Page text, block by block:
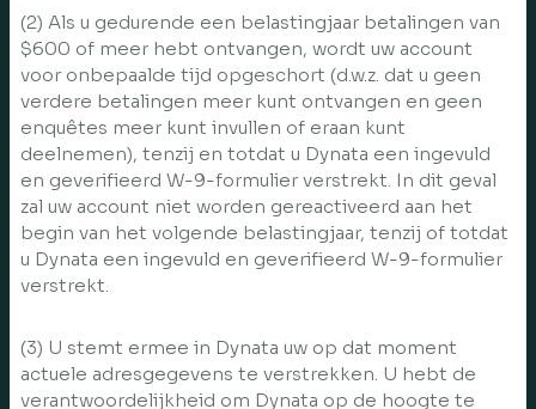
(2) Als u gedurende een belastingjaar betalingen van
$600 of meer hebt ontvangen, wordt uw account
voor onbepaalde tijd opgeschort (d.w.z. dat u geen
verdere betalingen meer kunt ontvangen en geen
enquêtes meer kunt invullen of eraan kunt
deelnemen), tenzij en totdat u Dynata een ingevuld
en geverifieerd W-9-formulier verstrekt. In dit geval
zal uw account niet worden gereactiveerd aan het
begin van het volgende belastingjaar, tenzij of totdat
u Dynata een ingevuld en geverifieerd W-9-formulier
verstrekt.
(3) U stemt ermee in Dynata uw op dat moment
actuele adresgegevens te verstrekken. U hebt de
verantwoordelijkheid om Dynata op de hoogte te